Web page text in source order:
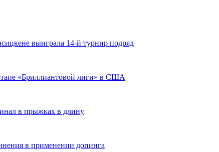
выиграла 14-й турнир подряд
«Бриллиантовой лиги» в США
в прыжках в длину
в применении допинга